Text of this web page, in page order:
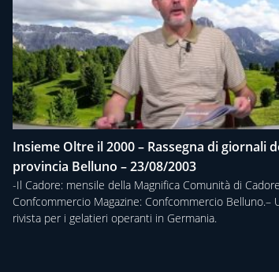
Insieme Oltre il 2000 – Rassegna di giornali
provincia Belluno – 23/08/2003
-Il Cadore: mensile della Magnifica Comunità di
Confcommercio Magazine: Confcommercio Belluno.–
rivista per i gelatieri operanti in Germania.